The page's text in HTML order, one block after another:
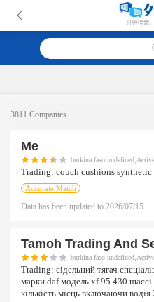
3811 Companies
Me
burkina faso
Trading: couch cushions synthetic
Accurate Match
Data has been updated to 2026/07/15
Tamoh Trading And
burkina faso
Trading: сідельний тягач
марки daf модель xf 95 430
кількість місць включаючи